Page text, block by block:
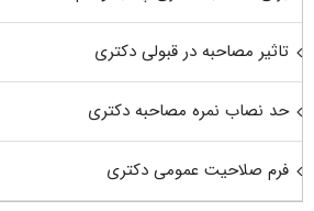
تاثیر مصاحبه در قبولی دکتری
حد نصاب نمره مصاحبه دکتری
فرم صلاحیت عمومی دکتری